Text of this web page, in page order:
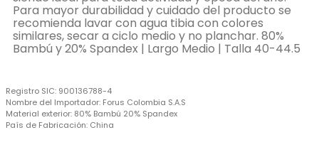
Para mayor durabilidad y cuidado del producto se
recomienda lavar con agua tibia con colores
similares, secar a ciclo medio y no planchar. 80%
Bambú y 20% Spandex | Largo Medio | Talla 40-44.5
Registro SIC: 900136788-4
Nombre del Importador: Forus Colombia S.A.S
Material exterior: 80% Bambú 20% Spandex
País de Fabricación: China